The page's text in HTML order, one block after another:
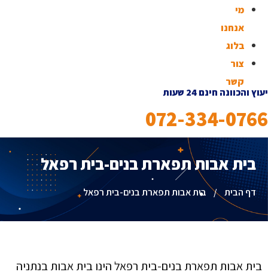
מי
אנחנו
בלוג
צור
קשר
יעוץ והכוונה חינם 24 שעות
072-334-0766
בית אבות תפארת בנים-בית רפאל
דף הבית / בית אבות תפארת בנים-בית רפאל
בית אבות תפארת בנים-בית רפאל הינו בית אבות בנתניה